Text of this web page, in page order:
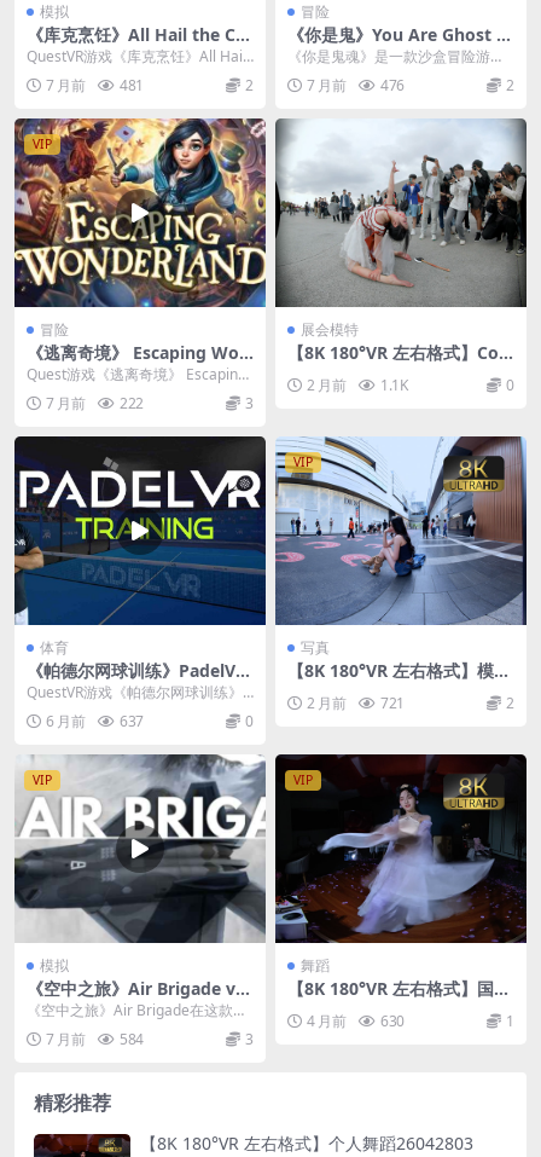
模拟
《库克烹饪》All Hail the Co
ok-o-tron v1.2.5.10
QuestVR游戏《库克烹饪》All Hail
the Cook-o-tron能...
7 月前 481 2
冒险
《你是鬼》You Are Ghost v
0.9.7.28.36
《你是鬼魂》是一款沙盒冒险游
戏，你将化身为鬼屋里一个顽皮的
幽灵，置身于充满秘密、...
7 月前 476 2
VIP
冒险
《逃离奇境》 Escaping Won
derland v1.0.1.1347.1347
Quest游戏《逃离奇境》 Escaping
Wonderland 是一款备受好...
7 月前 222 3
展会模特
【8K 180°VR 左右格式】Cos
2 月前 1.1K 0
体育
《帕德尔网球训练》PadelVR
Training
QuestVR游戏《帕德尔网球训练》P
adelVR Training 是一款典型...
6 月前 637 0
VIP
写真
【8K 180°VR 左右格式】模特
2 月前 721 2
VIP
模拟
《空中之旅》Air Brigade v1.
92.192
《空中之旅》Air Brigade在这款街
机空中战斗游戏中，欣赏VR的天
空。与真...
7 月前 584 3
VIP
舞蹈
【8K 180°VR 左右格式】国风
4 月前 630 1
精彩推荐
【8K 180°VR 左右格式】个人舞蹈26042803